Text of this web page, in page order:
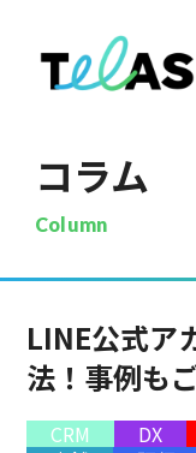
コラム
Column
LINE公式ア
法！事例も
CRM DX